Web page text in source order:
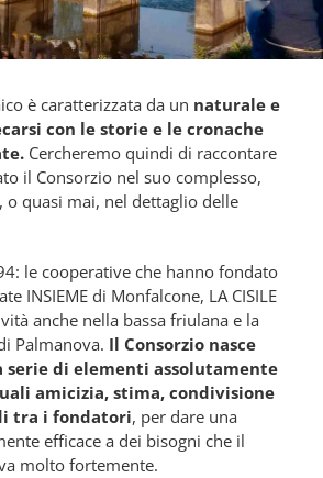
Civile Universale
Pensionato
è caratterizzata da un naturale e
con le storie e le cronache
Cercheremo quindi di raccontare
il Consorzio nel suo complesso,
o quasi mai, nel dettaglio delle
le cooperative che hanno fondato
INSIEME di Monfalcone, LA CISILE
anche nella bassa friulana e la
Palmanova. Il Consorzio nasce
serie di elementi assolutamente
amicizia, stima, condivisione
tra i fondatori, per dare una
efficace a dei bisogni che il
molto fortemente.